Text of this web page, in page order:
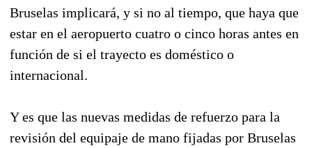
Bruselas implicará, y si no al tiempo, que haya que
estar en el aeropuerto cuatro o cinco horas antes en
función de si el trayecto es doméstico o
internacional.
Y es que las nuevas medidas de refuerzo para la
revisión del equipaje de mano fijadas por Bruselas